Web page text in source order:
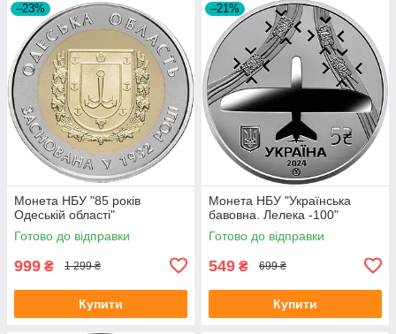
–23%
Монета НБУ "85 років
Одеській області"
Готово до відправки
999 ₴ 1 299 ₴
Купити
–21%
Монета НБУ "Українська
бавовна. Лелека -100"
Готово до відправки
549 ₴ 699 ₴
Купити